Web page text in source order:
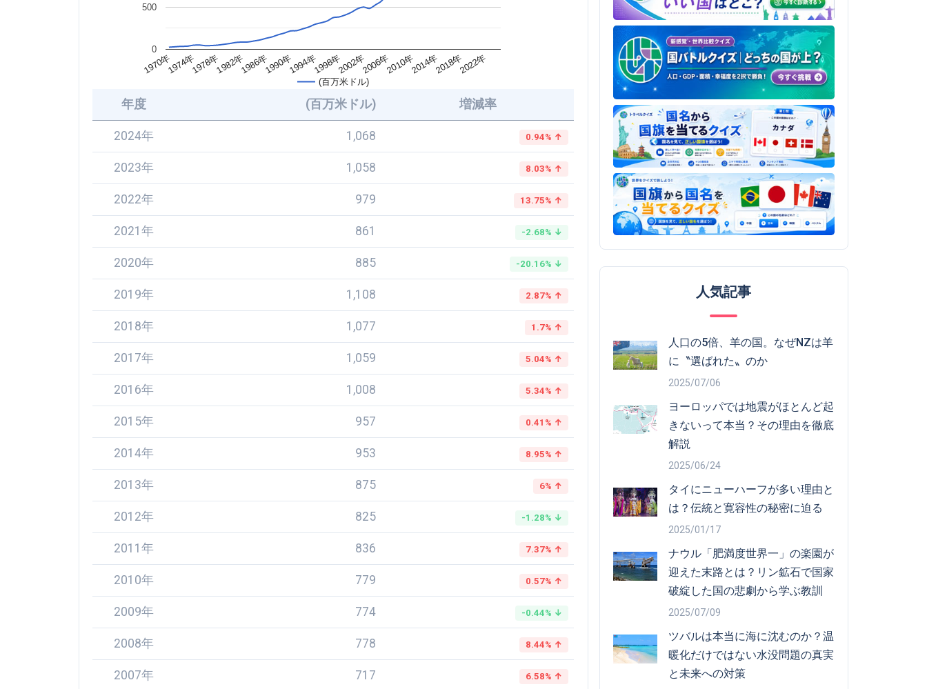
(百万米ドル)
1970年1974年1978年1982年1986年1990年1994年1998年2002年2006年2010年2014年2018年2022年
0
500
年度 (百万米ドル) 増減率
2024年 1,068 0.94% ↑
2023年 1,058 8.03% ↑
2022年 979 13.75% ↑
2021年 861 -2.68% ↓
2020年 885 -20.16% ↓
2019年 1,108 2.87% ↑
2018年 1,077 1.7% ↑
2017年 1,059 5.04% ↑
2016年 1,008 5.34% ↑
2015年 957 0.41% ↑
2014年 953 8.95% ↑
2013年 875 6% ↑
2012年 825 -1.28% ↓
2011年 836 7.37% ↑
2010年 779 0.57% ↑
2009年 774 -0.44% ↓
2008年 778 8.44% ↑
2007年 717 6.58% ↑
人気記事
人口の5倍、羊の国。なぜNZは羊
に〝選ばれた〟のか
2025/07/06
ヨーロッパでは地震がほとんど起
きないって本当？その理由を徹底
解説
2025/06/24
タイにニューハーフが多い理由と
は？伝統と寛容性の秘密に迫る
2025/01/17
ナウル「肥満度世界一」の楽園が
迎えた末路とは？リン鉱石で国家
破綻した国の悲劇から学ぶ教訓
2025/07/09
ツバルは本当に海に沈むのか？温
暖化だけではない水没問題の真実
と未来への対策